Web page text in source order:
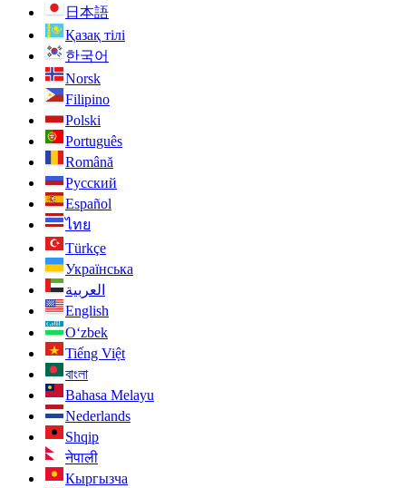
日本語
Қазақ тілі
한국어
Norsk
Filipino
Polski
Português
Română
Русский
Español
ไทย
Türkçe
Українська
العربية
English
O‘zbek
Tiếng Việt
বাংলা
Bahasa Melayu
Nederlands
Shqip
नेपाली
Кыргызча